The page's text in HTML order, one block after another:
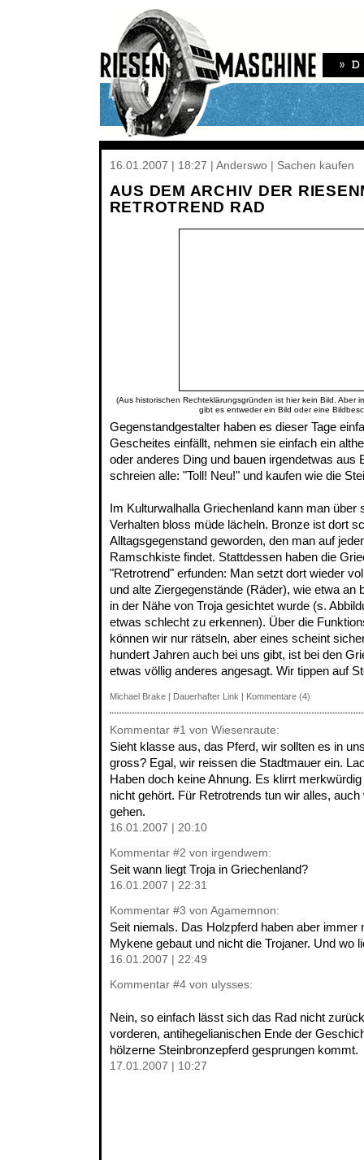
16.01.2007 | 18:27 | Anderswo | Sachen kaufen
AUS DEM ARCHIV DER
RETROTREND RAD
(Aus historischen Rechteklärungsgründen ist hier kein Bild. Aber
gibt es entweder ein Bild oder eine
Gegenstandgestalter haben es dieser Tage
Gescheites einfällt, nehmen sie einfach ein
oder anderes Ding und bauen irgendetwas aus
schreien alle: "Toll! Neu!" und kaufen wie die
Im Kulturwalhalla Griechenland kann man über
Verhalten bloss müde lächeln. Bronze ist dort
Alltagsgegenstand geworden, den man auf
Ramschkiste findet. Stattdessen haben die
"Retrotrend" erfunden: Man setzt dort wieder
und alte Ziergegenstände (Räder), wie etwa an
in der Nähe von Troja gesichtet wurde (s.
etwas schlecht zu erkennen). Über die
können wir nur rätseln, aber eines scheint
hundert Jahren auch bei uns gibt, ist bei den
etwas völlig anderes angesagt. Wir tippen auf
Michael Brake| Dauerhafter Link | Kommentare (4)
Kommentar #1 von Wiesenraute:
Sieht klasse aus, das Pferd, wir sollten es in
gross? Egal, wir reissen die Stadtmauer ein.
Haben doch keine Ahnung. Es klirrt
nicht gehört. Für Retrotrends tun wir alles,
gehen.
16.01.2007 | 20:10
Kommentar #2 von irgendwem:
Seit wann liegt Troja in Griechenland?
16.01.2007 | 22:31
Kommentar #3 von Agamemnon:
Seit niemals. Das Holzpferd haben aber immer
Mykene gebaut und nicht die Trojaner. Und wo
16.01.2007 | 22:49
Kommentar #4von ulysses:
Nein, so einfach lässt sich das Rad nicht
vorderen, antihegelianischen Ende der
hölzerne Steinbronzepferd gesprungen kommt.
17.01.2007 | 10:27